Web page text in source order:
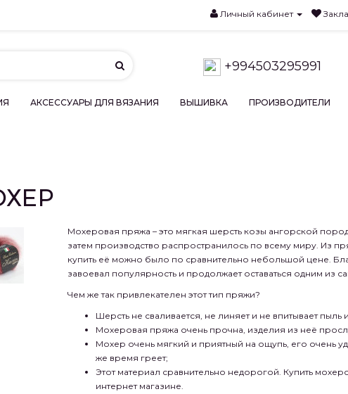
Личный кабинет
+994503295991
АКСЕССУАРЫ ДЛЯ ВЯЗАНИЯ ВЫШИВКА ПРОИЗВОДИТЕЛИ
Мохеровая пряжа – это мягкая шерсть козы ангорской
затем производство распространилось по всему миру. Из
купить её можно было по сравнительно небольшой цене.
завоевал популярность и продолжает оставаться одним из
Чем же так привлекателен этот тип пряжи?
Шерсть не сваливается, не линяет и не впитывает пыль
Мохеровая пряжа очень прочна, изделия из неё
Мохер очень мягкий и приятный на ощупь, его очень
же время греет;
Этот материал сравнительно недорогой. Купить
интернет магазине.